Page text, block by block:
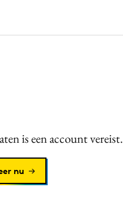
is een account vereist.
nu